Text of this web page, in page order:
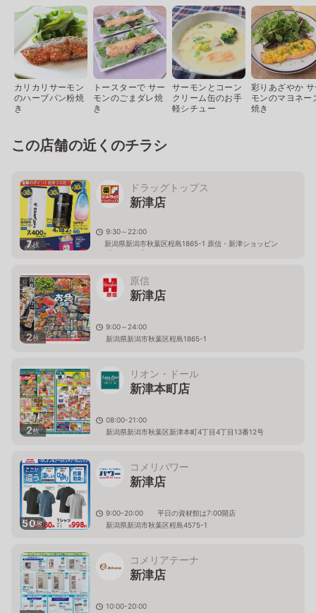
カリカリサーモン
のハーブパン粉焼
き
トースターで サー
モンのごまダレ焼
き
サーモンとコーン
クリーム缶のお手
軽シチュー
彩りあざやか
モンのマヨネー
焼き
この店舗の近くのチラシ
7枚
ドラッグトップス
新津店
9:30～22:00
新潟県新潟市秋葉区程島1865-1 原信・新津ショッピン
グセンター内
2枚
原信
新津店
9:00～24:00
新潟県新潟市秋葉区程島1865-1
2枚
リオン・ドール
新津本町店
08:00-21:00
新潟県新潟市秋葉区新津本町4丁目4丁目13番12号
50枚
コメリパワー
新津店
9:00-20:00 平日の資材館は7:00開店
新潟県新潟市秋葉区程島4575-1
コメリアテーナ
新津店
10:00-20:00